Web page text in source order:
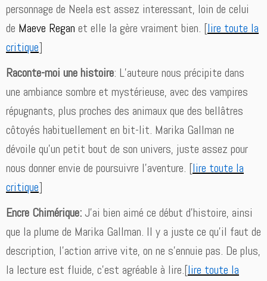
personnage de Neela est assez interessant, loin de celui
de Maeve Regan et elle la gère vraiment bien. [lire toute la
critique]
Raconte-moi une histoire: L’auteure nous précipite dans
une ambiance sombre et mystérieuse, avec des vampires
répugnants, plus proches des animaux que des bellâtres
côtoyés habituellement en bit-lit. Marika Gallman ne
dévoile qu’un petit bout de son univers, juste assez pour
nous donner envie de poursuivre l’aventure. [lire toute la
critique]
Encre Chimérique:J’ai bien aimé ce début d’histoire, ainsi
que la plume de Marika Gallman. Il y a juste ce qu’il faut de
description, l’action arrive vite, on ne s’ennuie pas. De plus,
la lecture est fluide, c’est agréable à lire.[lire toute la